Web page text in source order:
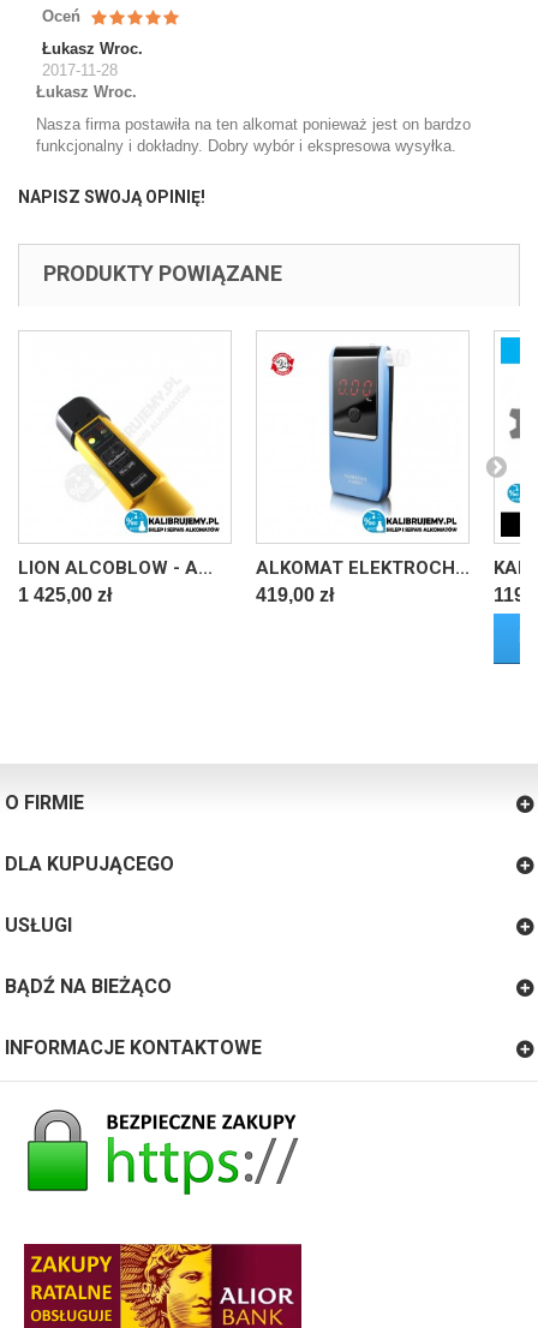
Oceń
Łukasz Wroc.
2017-11-28
Łukasz Wroc.
Nasza firma postawiła na ten alkomat ponieważ jest on bardzo
funkcjonalny i dokładny. Dobry wybór i ekspresowa wysyłka.
NAPISZ SWOJĄ OPINIĘ!
PRODUKTY POWIĄZANE
LION ALCOBLOW - A...
1 425,00 zł
ALKOMAT ELEKTROCH...
419,00 zł
O FIRMIE
DLA KUPUJĄCEGO
USŁUGI
BĄDŹ NA BIEŻĄCO
INFORMACJE KONTAKTOWE